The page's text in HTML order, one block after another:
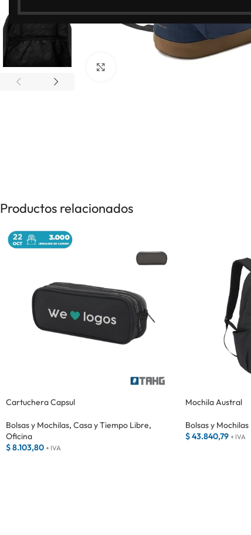
Productos relacionados
Cartuchera Capsul
Bolsas y Mochilas, Casa y Tiempo Libre,
Oficina
$8.103,80 + IVA
Mochila Austral
Bolsas y Mochilas
$43.840,79 + IVA